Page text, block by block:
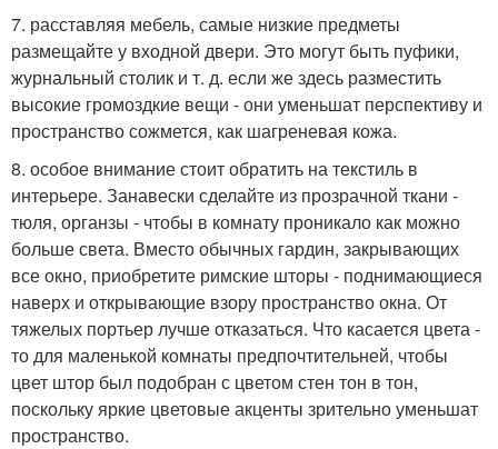
7. расставляя мебель, самые низкие предметы
размещайте у входной двери. Это могут быть пуфики,
журнальный столик и т. д. если же здесь разместить
высокие громоздкие вещи - они уменьшат перспективу и
пространство сожмется, как шагреневая кожа.
8. особое внимание стоит обратить на текстиль в
интерьере. Занавески сделайте из прозрачной ткани -
тюля, органзы - чтобы в комнату проникало как можно
больше света. Вместо обычных гардин, закрывающих
все окно, приобретите римские шторы - поднимающиеся
наверх и открывающие взору пространство окна. От
тяжелых портьер лучше отказаться. Что касается цвета -
то для маленькой комнаты предпочтительней, чтобы
цвет штор был подобран с цветом стен тон в тон,
поскольку яркие цветовые акценты зрительно уменьшат
пространство.